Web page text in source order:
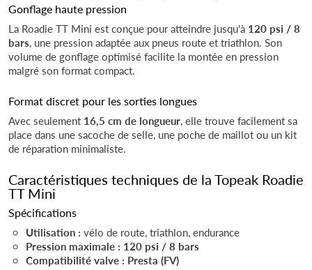
Gonflage haute pression
La Roadie TT Mini est conçue pour atteindre jusqu'à 120 psi / 8
bars, une pression adaptée aux pneus route et triathlon. Son
volume de gonflage optimisé facilite la montée en pression
malgré son format compact.
Format discret pour les sorties longues
Avec seulement 16,5 cm de longueur, elle trouve facilement sa
place dans une sacoche de selle, une poche de maillot ou un kit
de réparation minimaliste.
Caractéristiques techniques de la Topeak Roadie
TT Mini
Spécifications
Utilisation : vélo de route, triathlon, endurance
Pression maximale : 120 psi / 8 bars
Compatibilité valve : Presta (FV)